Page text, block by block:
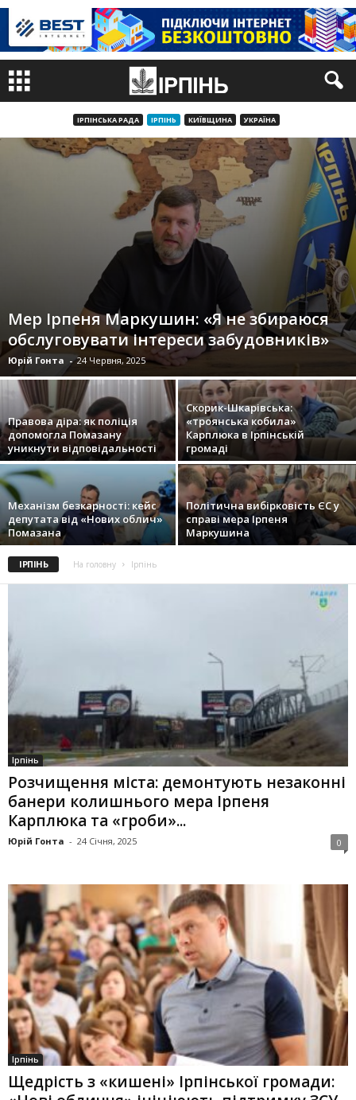
ІРПІНСЬКА РАДА ІРПІНЬ КИЇВЩИНА УКРАЇНА
Мер Ірпеня Маркушин: «Я не збираюся
обслуговувати інтереси забудовників»
Юрій Гонта - 24 Червня, 2025
Правова діра: як поліція
допомогла Помазану
уникнути відповідальності
Скорик-Шкарівська:
«троянська кобила»
Карплюка в Ірпінській
громаді
Механізм безкарності: кейс
депутата від «Нових облич»
Помазана
Політична вибірковість ЄС у
справі мера Ірпеня
Маркушина
ІРПІНЬ На головну Ірпінь
Ірпінь
Розчищення міста: демонтують незаконні
банери колишнього мера Ірпеня
Карплюка та «гроби»...
Юрій Гонта - 24 Січня, 2025 0
Ірпінь
Щедрість з «кишені» Ірпінської громади: